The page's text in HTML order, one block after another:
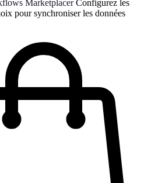
MarketplacerConfigurez les
pour synchroniser les données